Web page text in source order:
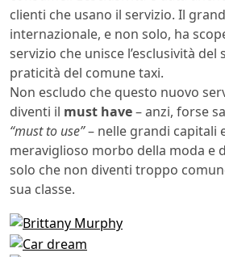
clienti che usano il servizio. Il
internazionale, e non solo, ha
servizio che unisce l’esclusività del
praticità del comune taxi.
Non escludo che questo nuovo
diventi il must have– anzi, forse
“must to use”– nelle grandi capitali
meraviglioso morbo della moda e
solo che non diventi troppo
sua classe.